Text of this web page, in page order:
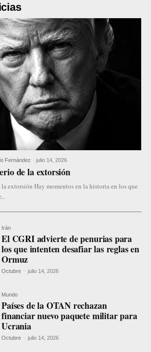
Fernández - julio 14, 2026
de la extorsión
extorsión Hay momentos en la historia en los que
Irán
El CGRI advierte de penurias para
los que intenten desafiar las reglas en
Ormuz
Octubre - julio 14, 2026
Mundo
Países de la OTAN rechazan
financiar nuevo paquete militar para
Ucrania
Octubre - julio 14, 2026